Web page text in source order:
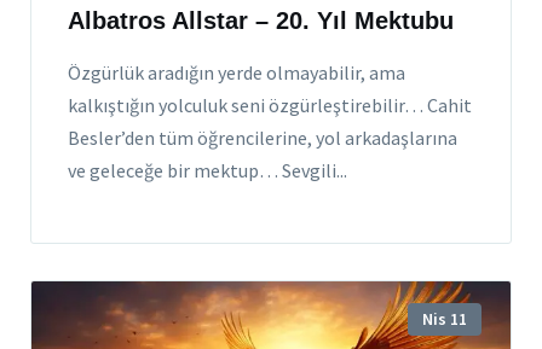
Albatros Allstar – 20. Yıl Mektubu
Özgürlük aradığın yerde olmayabilir, ama
kalkıştığın yolculuk seni özgürleştirebilir… Cahit
Besler’den tüm öğrencilerine, yol arkadaşlarına
ve geleceğe bir mektup… Sevgili...
Nis 11